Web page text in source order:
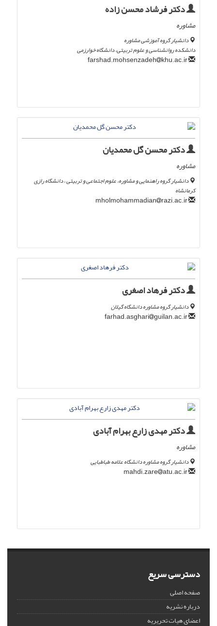
دکتر فرشاد محسن زاده
مشاوره
دانشیار گروه آموزشی مشاوره
دانشکده روانشناسی و علوم تربیتی، دانشگاه خوارزمی
khu.ac.ir
دکتر محسن گل محمدیان
مشاوره
دانشیار گروه راهنمایی و مشاوره، علوم اجتماعی و تربیتی ، دانشگاه رازی
کرمانشاه
razi.ac.ir
دکتر فرهاد اصغری
دانشیار گروه مشاوره دانشگاه گیلان
guilan.ac.ir
دکتر مهدی زارع بهرام آبادی
مشاوره
دانشیار گروه مشاوره دانشگاه علامه طباطبایی
atu.ac.ir
دسترسی سریع
صفحه اصلی
درباره نشریه
اعضای هیات تحریریه